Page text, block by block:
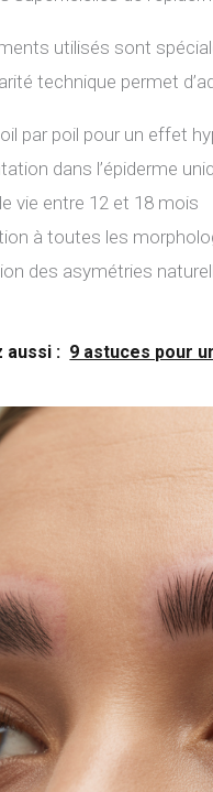
utilisés sont
technique permet
par poil pour un effet
dans l’épiderme
vie entre 12 et 18 mois
à toutes les
des asymétries
aussi : 9 astuces pour